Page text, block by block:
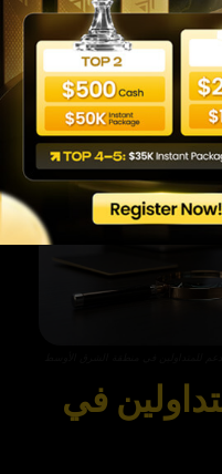
الصحيح للأدوات، ثم
إلى تطبيق استراتيجية
في